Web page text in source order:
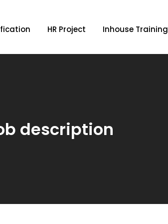
HR Project Inhouse Training
description